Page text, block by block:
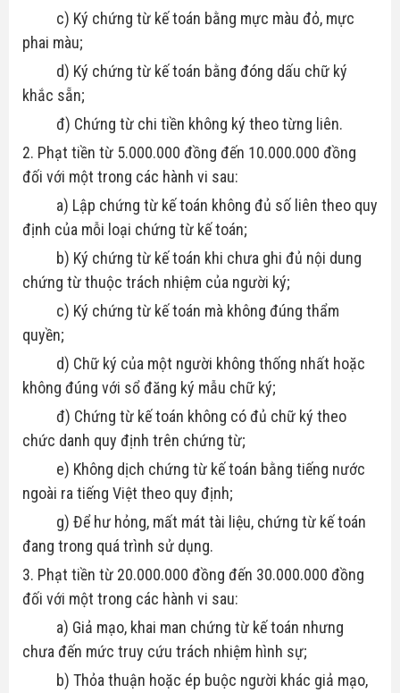
c) Ký chứng từ kế toán bằng mực màu đỏ, mực
phai màu;
d) Ký chứng từ kế toán bằng đóng dấu chữ ký
khắc sẵn;
đ) Chứng từ chi tiền không ký theo từng liên.
2. Phạt tiền từ 5.000.000 đồng đến 10.000.000 đồng
đối với một trong các hành vi sau:
a) Lập chứng từ kế toán không đủ số liên theo quy
định của mỗi loại chứng từ kế toán;
b) Ký chứng từ kế toán khi chưa ghi đủ nội dung
chứng từ thuộc trách nhiệm của người ký;
c) Ký chứng từ kế toán mà không đúng thẩm
quyền;
d) Chữ ký của một người không thống nhất hoặc
không đúng với sổ đăng ký mẫu chữ ký;
đ) Chứng từ kế toán không có đủ chữ ký theo
chức danh quy định trên chứng từ;
e) Không dịch chứng từ kế toán bằng tiếng nước
ngoài ra tiếng Việt theo quy định;
g) Để hư hỏng, mất mát tài liệu, chứng từ kế toán
đang trong quá trình sử dụng.
3. Phạt tiền từ 20.000.000 đồng đến 30.000.000 đồng
đối với một trong các hành vi sau:
a) Giả mạo, khai man chứng từ kế toán nhưng
chưa đến mức truy cứu trách nhiệm hình sự;
b) Thỏa thuận hoặc ép buộc người khác giả mạo,